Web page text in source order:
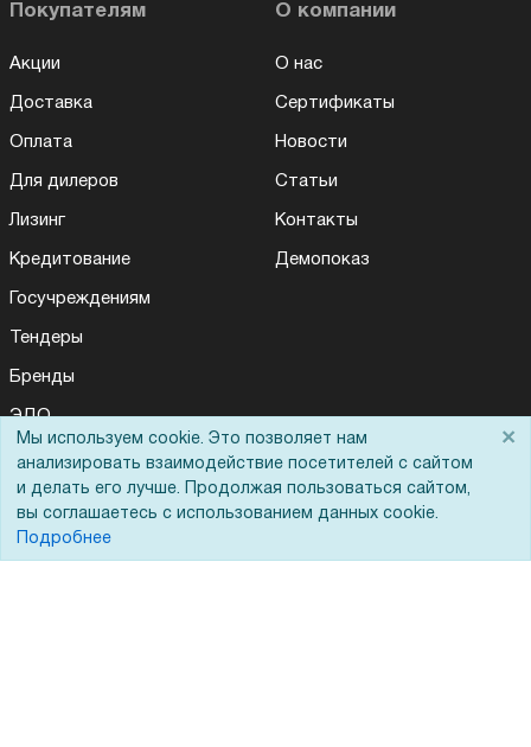
Покупателям
Акции
Доставка
Оплата
Для дилеров
Лизинг
Кредитование
Госучреждениям
Тендеры
Бренды
ЭДО
О компании
О нас
Сертификаты
Новости
Статьи
Контакты
Демопоказ
Мы используем cookie. Это позволяет нам
анализировать взаимодействие посетителей с сайтом
и делать его лучше. Продолжая пользоваться сайтом,
вы соглашаетесь с использованием данных cookie.
Подробнее
×